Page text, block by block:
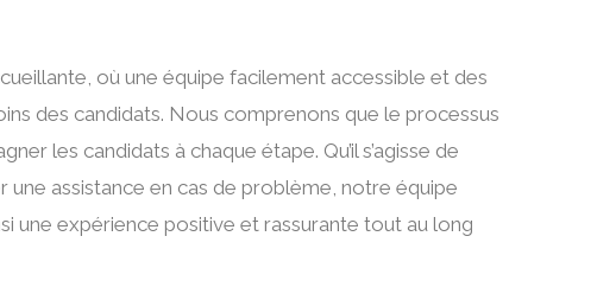
où une équipe facilement accessible et des
des candidats. Nous comprenons que le processus
les candidats à chaque étape. Qu’il s’agisse de
une assistance en cas de problème, notre équipe
une expérience positive et rassurante tout au long